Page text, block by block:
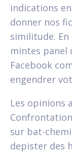
indications
donner nos
similitude.
mintes panel
Facebook
engendrer
Les opinions
sur bat-
depister des